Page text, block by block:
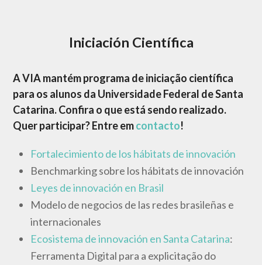
Iniciación Científica
A VIA mantém programa de iniciação científica
para os alunos da Universidade Federal de Santa
Catarina. Confira o que está sendo realizado.
Quer participar? Entre emcontacto!
Fortalecimiento de los hábitats de innovación
Benchmarking sobre los hábitats de innovación
Leyes de innovación en Brasil
Modelo de negocios de las redes brasileñas e
internacionales
Ecosistema de innovación en Santa Catarina:
Ferramenta Digital para a explicitação do